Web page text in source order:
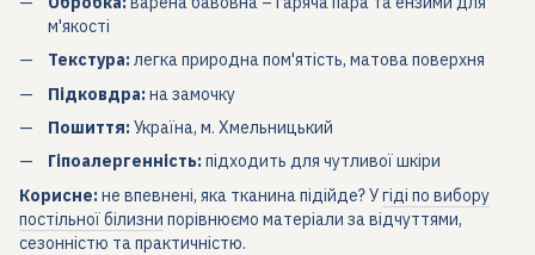
м'якості
Текстура:легка природна пом'ятість, матова поверхня
Підковдра:на замочку
Пошиття:Україна, м. Хмельницький
Гіпоалергенність:підходить для чутливої шкіри
Корисне:не впевнені, яка тканина підійде? Угіді по вибору
постільної білизни порівнюємо матеріали за відчуттями,
сезонністю та практичністю.